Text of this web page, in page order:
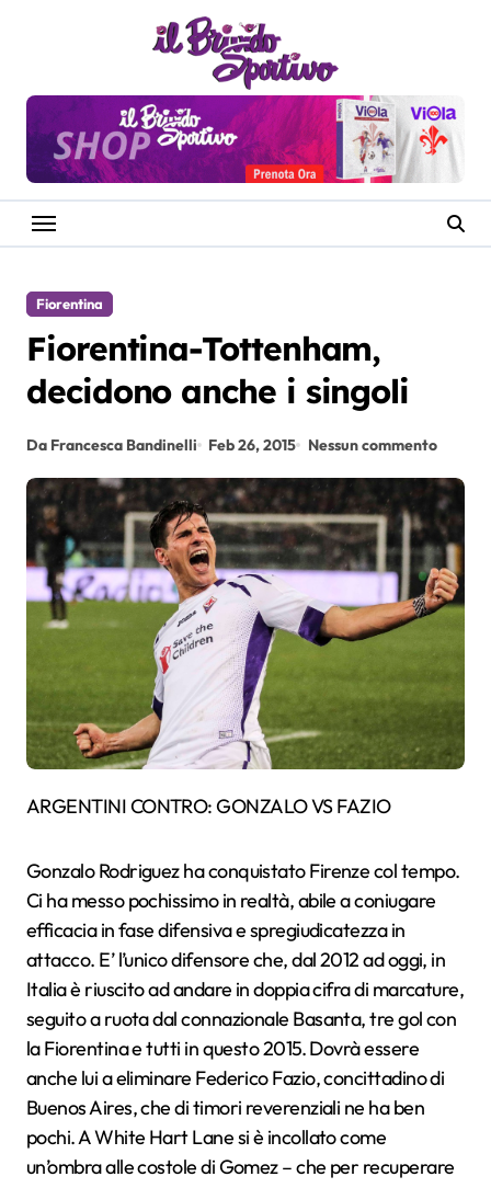
Fiorentina
Fiorentina-Tottenham,
decidono anche i singoli
Da Francesca Bandinelli Feb 26, 2015 Nessun commento
ARGENTINI CONTRO: GONZALO VS FAZIO
Gonzalo Rodriguez ha conquistato Firenze col tempo.
Ci ha messo pochissimo in realtà, abile a coniugare
efficacia in fase difensiva e spregiudicatezza in
attacco. E’ l’unico difensore che, dal 2012 ad oggi, in
Italia è riuscito ad andare in doppia cifra di marcature,
seguito a ruota dal connazionale Basanta, tre gol con
la Fiorentina e tutti in questo 2015. Dovrà essere
anche lui a eliminare Federico Fazio, concittadino di
Buenos Aires, che di timori reverenziali ne ha ben
pochi. A White Hart Lane si è incollato come
un’ombra alle costole di Gomez – che per recuperare